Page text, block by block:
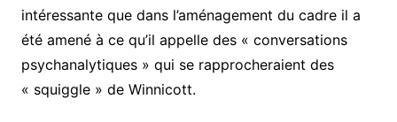
intéressante que dans l’aménagement du cadre il a
été amené à ce qu’il appelle des « conversations
psychanalytiques » qui se rapprocheraient des
« squiggle » de Winnicott.